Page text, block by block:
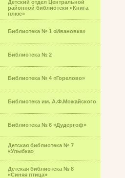
Детский отдел Центральной
районной библиотеки «Книга
плюс»
Библиотека № 1 «Ивановка»
Библиотека № 2
Библиотека № 4 «Горелово»
Библиотека им. А.Ф.Можайского
Библиотека № 6 «Дудергоф»
Детская библиотека № 7
«Улыбка»
Детская библиотека № 8
«Синяя птица»